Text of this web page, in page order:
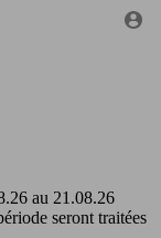
au 21.08.26
seront traitées